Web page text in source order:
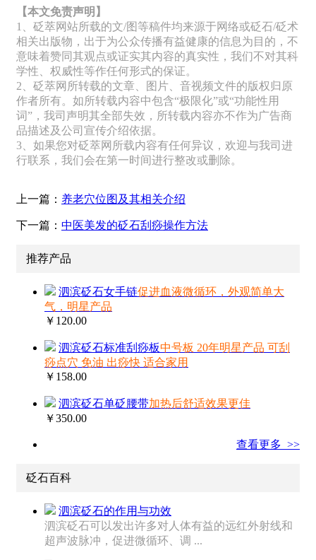
【本文免责声明】
1、砭萃网站所载的文/图等稿件均来源于网络或砭石/砭术
相关出版物，出于为公众传播有益健康的信息为目的，不
意味着赞同其观点或证实其内容的真实性，我们不对其科
学性、权威性等作任何形式的保证。
2、砭萃网所转载的文章、图片、音视频文件的版权归原
作者所有。如所转载内容中包含“极限化”或“功能性用
词”，我司声明其全部失效，所转载内容亦不作为广告商
品描述及公司宣传介绍依据。
3、如果您对砭萃网所载内容有任何异议，欢迎与我司进
行联系，我们会在第一时间进行整改或删除。
上一篇： 养老穴位图及其相关介绍
下一篇： 中医美发的砭石刮痧操作方法
推荐产品
泗滨砭石女手链促进血液微循环，外观简单大
气，明星产品
￥120.00
泗滨砭石标准刮痧板中号板 20年明星产品 可刮
痧点穴 免油 出痧快 适合家用
￥158.00
泗滨砭石单砭腰带加热后舒适效果更佳
￥350.00
查看更多 >>
砭石百科
泗滨砭石的作用与功效
泗滨砭石可以发出许多对人体有益的远红外射线和
超声波脉冲，促进微循环、调 ...